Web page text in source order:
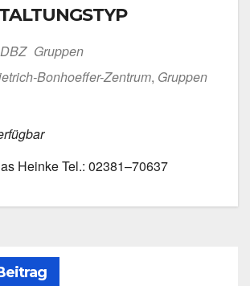
Grup­pen
Bonhoeffer-Zentrum, Grup­pen
Hein­ke Tel.: 02381–70637